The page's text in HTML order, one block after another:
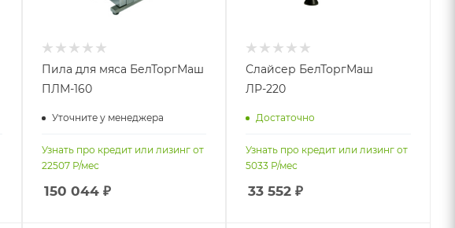
Пила для мяса БелТоргМаш
ПЛМ-160
Уточните у менеджера
Узнать про кредит или лизинг от
22507Р/мес
150 044₽
Слайсер БелТоргМаш
ЛР-220
Достаточно
Узнать про кредит или лизинг от
5033 Р/мес
33 552 ₽